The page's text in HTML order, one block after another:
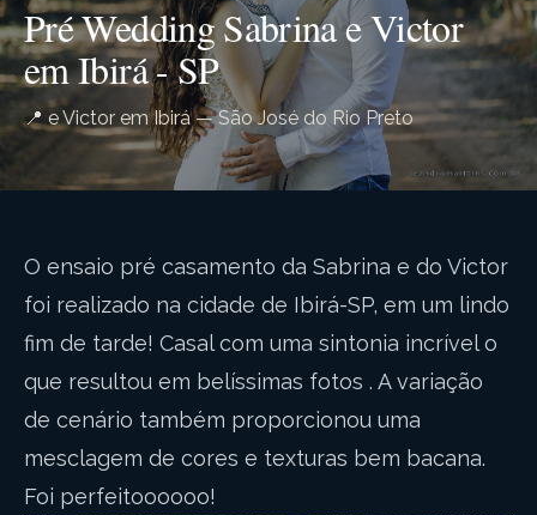
Pré Wedding Sabrina e Victor
em Ibirá - SP
📍 e Victor em Ibirá — São José do Rio Preto
O ensaio pré casamento da Sabrina e do Victor
foi realizado na cidade de Ibirá-SP, em um lindo
fim de tarde! Casal com uma sintonia incrível o
que resultou em belíssimas fotos . A variação
de cenário também proporcionou uma
mesclagem de cores e texturas bem bacana.
Foi perfeitoooooo!